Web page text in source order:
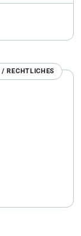
RECHTLICHES